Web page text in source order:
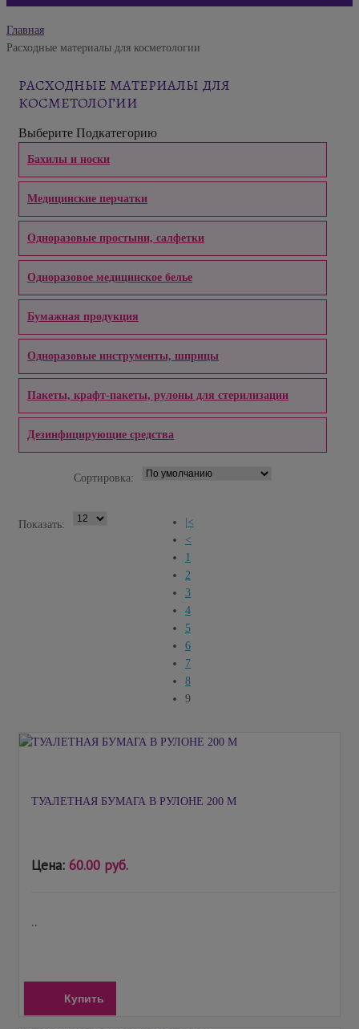
Главная
Расходные материалы для косметологии
РАСХОДНЫЕ МАТЕРИАЛЫ ДЛЯ
КОСМЕТОЛОГИИ
Выберите Подкатегорию
Бахилы и носки
Медицинские перчатки
Одноразовые простыни, салфетки
Одноразовое медицинское белье
Бумажная продукция
Одноразовые инструменты, шприцы
Пакеты, крафт-пакеты, рулоны для стерилизации
Дезинфицирующие средства
Сортировка:
Показать:
|<
<
1
2
3
4
5
6
7
8
9
ТУАЛЕТНАЯ БУМАГА В РУЛОНЕ 200 М
Цена: 60.00 руб.
..
Купить